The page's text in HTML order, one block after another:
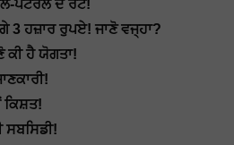
ਪੈਟਰੋਲ ਦੇ ਰੇਟ!
3 ਹਜ਼ਾਰ ਰੁਪਏ! ਜਾਣੋ ਵਜ੍ਹਾ?
ਕੀ ਹੈ ਯੋਗਤਾ!
ਕਿਸ਼ਤ!